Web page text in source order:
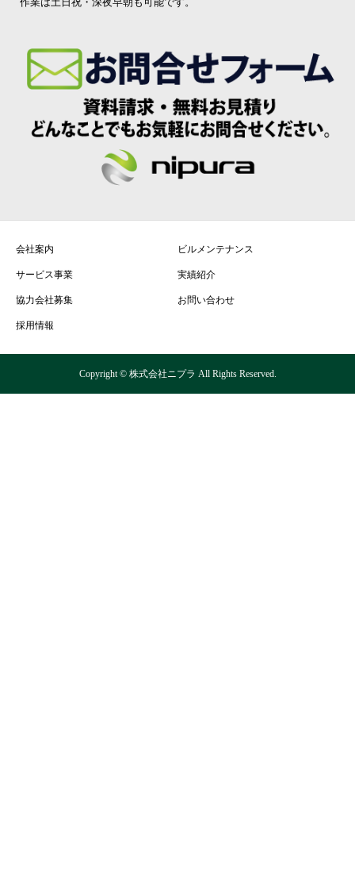
会社案内 ビルメンテナンス
サービス事業 実績紹介
協力会社募集 お問い合わせ
採用情報
Copyright © 株式会社ニプラ All Rights Reserved.